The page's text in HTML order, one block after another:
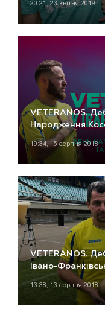
20:21, 23 квітня 2019
VETERANOS.
Народження
19:34, 15 серпня 2018
VETERANOS.
Івано-
13:38, 13 серпня 2018